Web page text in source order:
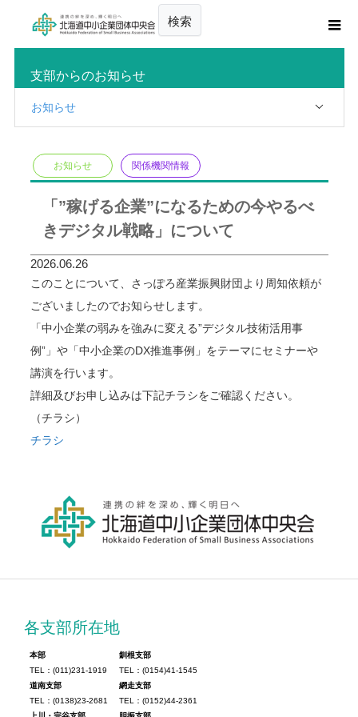
検索
支部からのお知らせ
お知らせ
お知らせ 関係機関情報
「”稼げる企業”になるための今やるべ
きデジタル戦略」について
2026.06.26
このことについて、さっぽろ産業振興財団より周知依頼が
ございましたのでお知らせします。
「中小企業の弱みを強みに変える”デジタル技術活用事
例”」や「中小企業のDX推進事例」をテーマにセミナーや
講演を行います。
詳細及びお申し込みは下記チラシをご確認ください。
（チラシ）
チラシ
各支部所在地
本部
TEL：(011)231-1919
道南支部
TEL：(0138)23-2681
釧根支部
TEL：(0154)41-1545
網走支部
TEL：(0152)44-2361